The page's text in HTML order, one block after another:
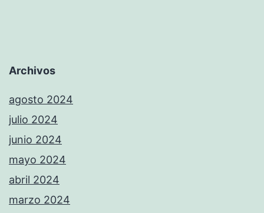
Archivos
agosto 2024
julio 2024
junio 2024
mayo 2024
abril 2024
marzo 2024